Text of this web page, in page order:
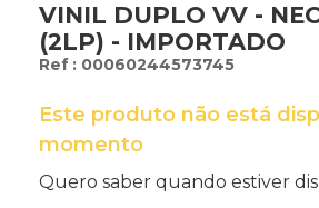
VINIL DUPLO VV -
(2LP) - IMPORTADO
: 00060244573745
Este produto não está
momento
Quero saber quando estiver